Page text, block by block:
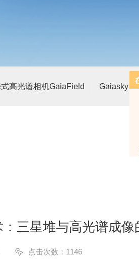
高光谱相机GaiaField Gaiasky
三星堆与高光谱成像
点击次数：1146